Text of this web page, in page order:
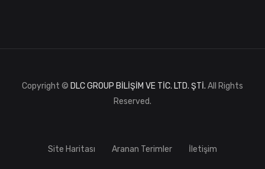
Copyright © DLC GROUP BİLİŞİM VE TİC. LTD. ŞTİ. All Rights
Reserved.
Site Haritası Aranan Terimler İletişim